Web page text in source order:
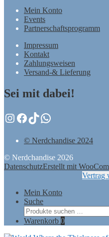
Mein Konto
Events
Partnerschaftsprogramm
Impressum
Kontakt
Zahlungsweisen
Versand-& Lieferung
Sei mit dabei!
Instagram
Facebook
TikTok
WhatsApp
© Nerdchandise 2024
© Nerdchandise 2026
DatenschutzErstellt mit
Vertrag
Mein Konto
Suche
Suchen
nach:
Warenkorb 0